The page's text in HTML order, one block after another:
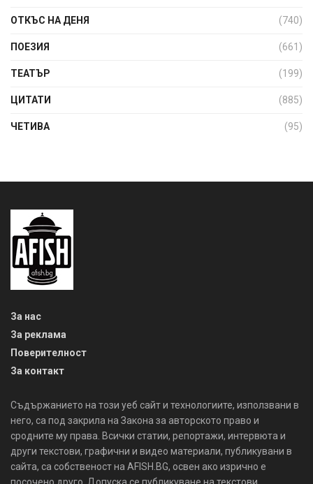
ОТКЪС НА ДЕНЯ (740)
ПОЕЗИЯ (661)
ТЕАТЪР (199)
ЦИТАТИ (885)
ЧЕТИВА (95)
За нас
За реклама
Поверителност
За контакт
Съдържанието на този уеб сайт и технологиите, използвани в
него, са под закрила на Закона за авторското право и
сродните му права. Всички статии, репортажи, интервюта и
други текстови, графични и видео материали, публикувани в
сайта, са собственост на AFISH.BG, освен ако изрично е
посочено друго. Допуска се публикуване на текстови